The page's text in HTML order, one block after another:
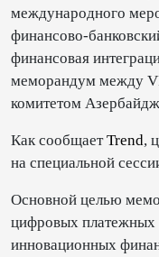
международного
финансово-
финансовая
меморандум между
комитетом
Как сообщаетTrend,
на специальной
Основной целью
цифровых платежных
инновационных